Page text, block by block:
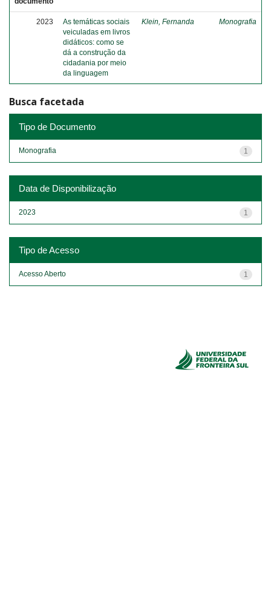
2023
As temáticas sociais
veiculadas em livros
didáticos: como se
dá a construção da
cidadania por meio
da linguagem
Klein, Fernanda Monografia
Busca facetada
Tipo de Documento
1
Monografia
Data de Disponibilização
1
2023
Tipo de Acesso
1
Acesso Aberto